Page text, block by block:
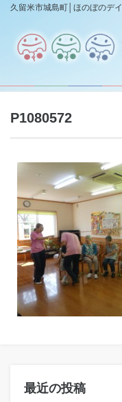
久留米市城島町│ほのぼのデ
P1080572
最近の投稿